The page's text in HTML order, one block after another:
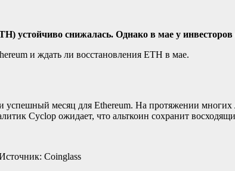
устойчиво снижалась. Однако в мае у
и ждать ли восстановления ETH в мае.
месяц для Ethereum. На протяжении многих
Cyclop ожидает, что альткоин сохранит
Coinglass